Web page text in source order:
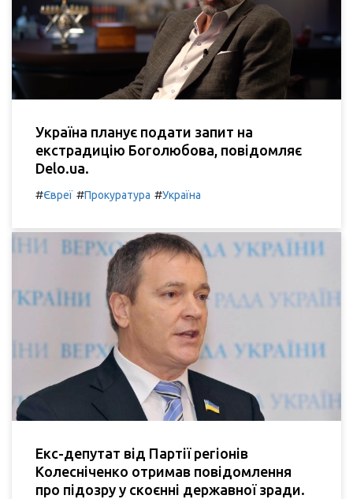
Україна планує подати запит на
екстрадицію Боголюбова, повідомляє
Delo.ua.
#Євреї #Прокуратура #Україна
Екс-депутат від Партії регіонів
Колесніченко отримав повідомлення
про підозру у скоєнні державної зради.